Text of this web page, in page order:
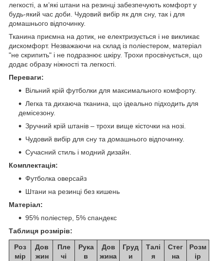
легкості, а м’які штани на резинці забезпечують комфорт у
будь-який час доби. Чудовий вибір як для сну, так і для
домашнього відпочинку.
Тканина приємна на дотик, не електризується і не викликає
дискомфорт. Незважаючи на склад із поліестером, матеріал
"не скрипить" і не подразнює шкіру. Трохи просвічується, що
додає образу ніжності та легкості.
Переваги:
Вільний крій футболки для максимального комфорту.
Легка та дихаюча тканина, що ідеально підходить для
демісезону.
Зручний крій штанів – трохи вище кісточки на нозі.
Чудовий вибір для сну та домашнього відпочинку.
Сучасний стиль і модний дизайн.
Комплектація:
Футболка оверсайз
Штани на резинці без кишень
Матеріал:
95% поліестер, 5% спандекс
Таблиця розмірів:
Роз
мір
Дов
жин
Пле
чі
Рука
в
Дов
жина
Груд
и
Талі
я
Стег
на
Розм
ір